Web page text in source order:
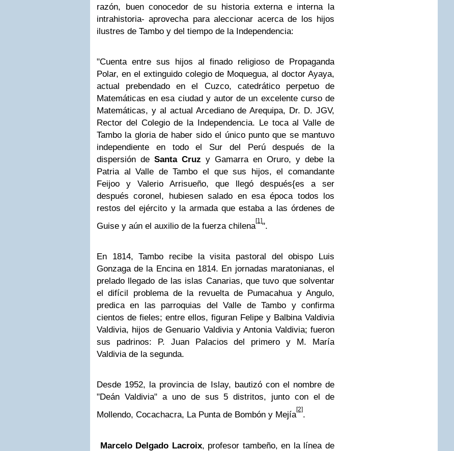
razón, buen conocedor de su historia externa e interna la
intrahistoria- aprovecha para aleccionar acerca de los hijos
ilustres de Tambo y del tiempo de la Independencia:
"Cuenta entre sus hijos al finado religioso de Propaganda
Polar, en el extinguido colegio de Moquegua, al doctor Ayaya,
actual prebendado en el Cuzco, catedrático perpetuo de
Matemáticas en esa ciudad y autor de un excelente curso de
Matemáticas, y al actual Arcediano de Arequipa, Dr. D. JGV,
Rector del Colegio de la Independencia. Le toca al Valle de
Tambo la gloria de haber sido el único punto que se mantuvo
independiente en todo el Sur del Perú después de la
dispersión de Santa Cruz y Gamarra en Oruro, y debe la
Patria al Valle de Tambo el que sus hijos, el comandante
Feijoo y Valerio Arrisueño, que llegó después{es a ser
después coronel, hubiesen salado en esa época todos los
restos del ejército y la armada que estaba a las órdenes de
Guise y aún el auxilio de la fuerza chilena
[1]
".
En 1814, Tambo recibe la visita pastoral del obispo Luis
Gonzaga de la Encina en 1814. En jornadas maratonianas, el
prelado llegado de las islas Canarias, que tuvo que solventar
el difícil problema de la revuelta de Pumacahua y Angulo,
predica en las parroquias del Valle de Tambo y confirma
cientos de fieles; entre ellos, figuran Felipe y Balbina Valdivia
Valdivia, hijos de Genuario Valdivia y Antonia Valdivia; fueron
sus padrinos: P. Juan Palacios del primero y M. María
Valdivia de la segunda.
Desde 1952, la provincia de Islay, bautizó con el nombre de
"Deán Valdivia" a uno de sus 5 distritos, junto con el de
Mollendo, Cocachacra, La Punta de Bombón y Mejía
[2]
.
Marcelo Delgado Lacroix, profesor tambeño, en la línea de